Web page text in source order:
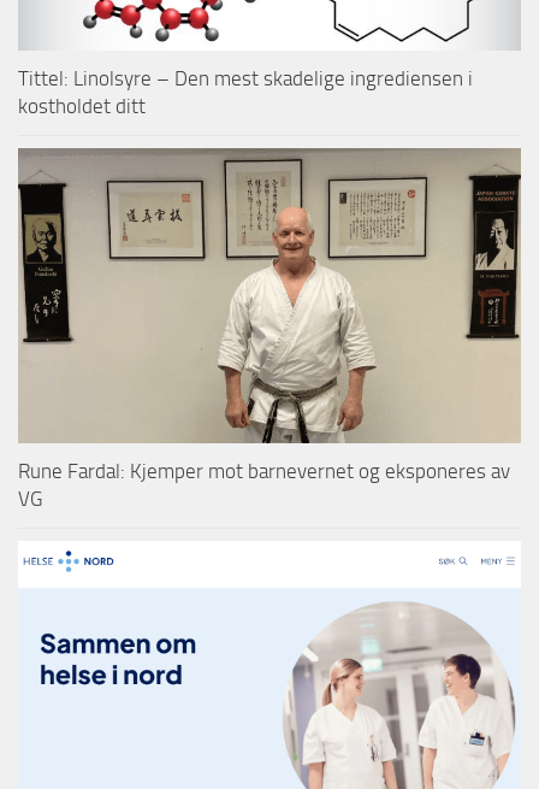
Tittel: Linolsyre – Den mest skadelige ingrediensen i
kostholdet ditt
Rune Fardal: Kjemper mot barnevernet og eksponeres av
VG